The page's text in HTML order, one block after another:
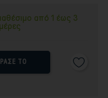
από 1 έως 3
ΤΟ